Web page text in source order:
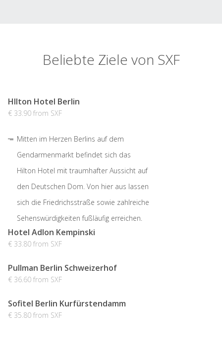
Beliebte Ziele von SXF
HIlton Hotel Berlin
€ 33.90 from SXF
Mitten im Herzen Berlins auf dem
Gendarmenmarkt befindet sich das
Hilton Hotel mit traumhafter Aussicht auf
den Deutschen Dom. Von hier aus lassen
sich die Friedrichsstraße sowie zahlreiche
Sehenswürdigkeiten fußläufig erreichen.
Hotel Adlon Kempinski
€ 33.80 from SXF
Pullman Berlin Schweizerhof
€ 36.60 from SXF
Sofitel Berlin Kurfürstendamm
€ 35.80 from SXF